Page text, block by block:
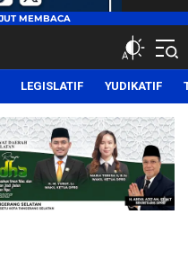
LEGISLATIF YUDIKATIF